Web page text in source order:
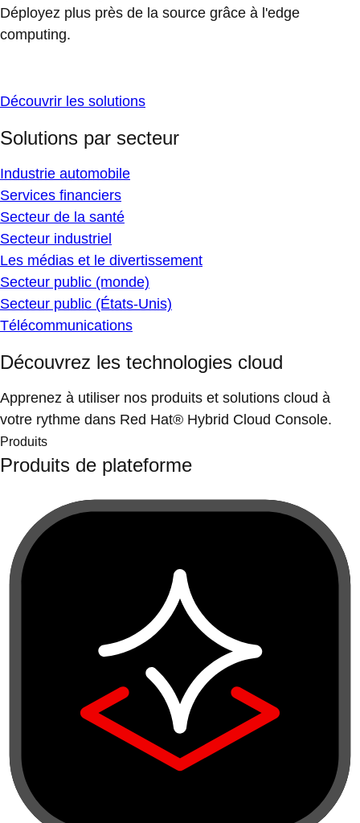
Déployez plus près de la source grâce à l'edge
computing.
Découvrir les solutions
Solutions par secteur
Industrie automobile
Services financiers
Secteur de la santé
Secteur industriel
Les médias et le divertissement
Secteur public (monde)
Secteur public (États-Unis)
Télécommunications
Découvrez les technologies cloud
Apprenez à utiliser nos produits et solutions cloud à
votre rythme dans Red Hat® Hybrid Cloud Console.
Produits
Produits de plateforme